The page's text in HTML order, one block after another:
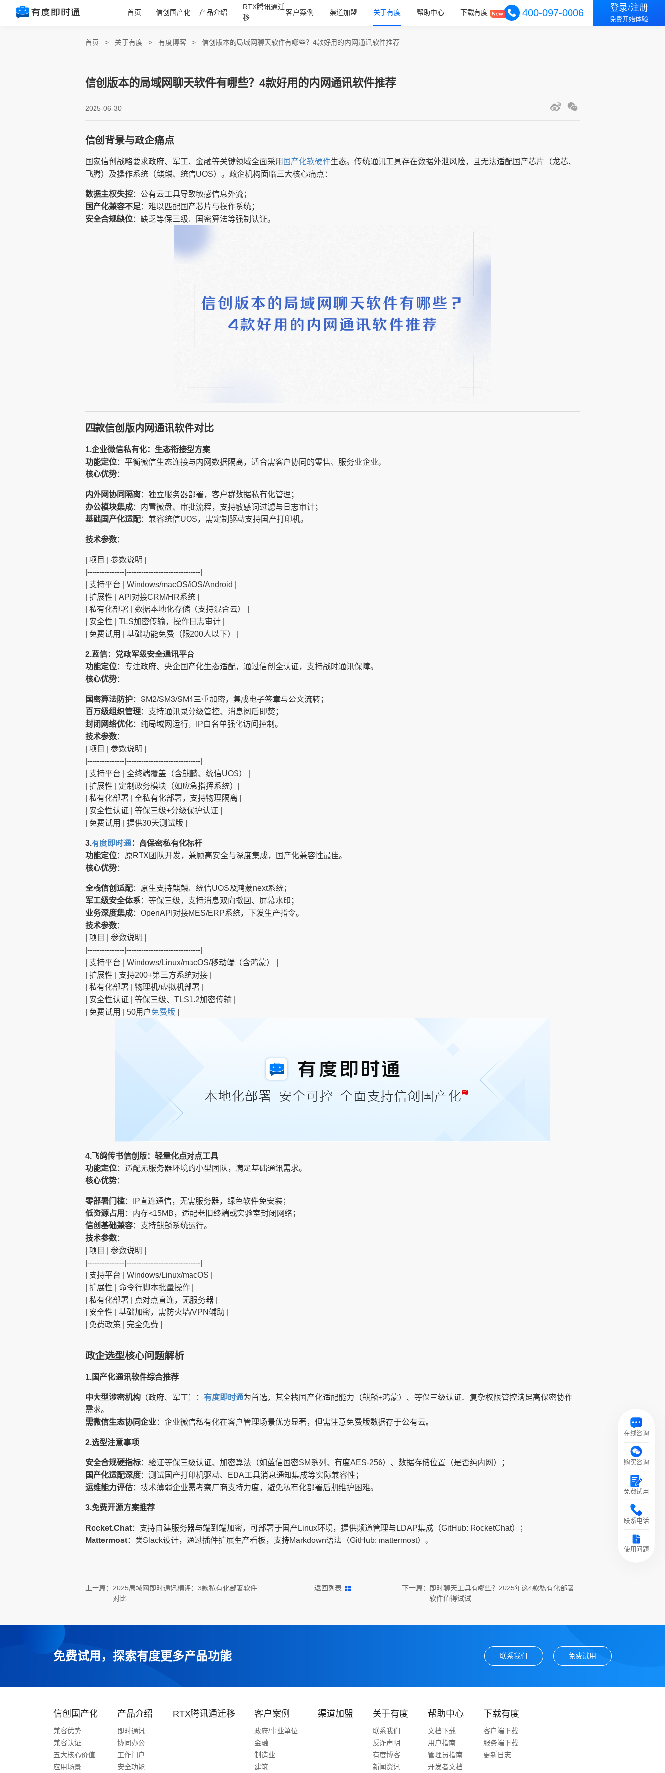
首页 信创国产化 产品介绍
RTX腾讯通迁
移
客户案例 渠道加盟 关于有度 帮助中心 下载有度 400-097-0006 登录/注册
免费开始体验
首页 > 关于有度 > 有度博客 > 信创版本的局域网聊天软件有哪些？4款好用的内网通讯软件推荐
信创版本的局域网聊天软件有哪些？4款好用的内网通讯软件推荐
2025-06-30
信创背景与政企痛点
国家信创战略要求政府、军工、金融等关键领域全面采用 国产化软硬件生态。传统通讯工具存在数据外泄风险，且无法适配国产芯片（龙芯、
飞腾）及操作系统（麒麟、统信UOS）。政企机构面临三大核心痛点：
数据主权失控：公有云工具导致敏感信息外流；
国产化兼容不足：难以匹配国产芯片与操作系统；
安全合规缺位：缺乏等保三级、国密算法等强制认证。
四款信创版内网通讯软件对比
1.企业微信私有化：生态衔接型方案
功能定位：平衡微信生态连接与内网数据隔离，适合需客户协同的零售、服务业企业。
核心优势：
内外网协同隔离 ：独立服务器部署，客户群数据私有化管理；
办公模块集成：内置微盘、审批流程，支持敏感词过滤与日志审计；
基础国产化适配：兼容统信UOS，需定制驱动支持国产打印机。
技术参数：
| 项目 | 参数说明 |
|---------------|------------------------------|
| 支持平台 | Windows/macOS/iOS/Android |
| 扩展性 | API对接CRM/HR系统 |
| 私有化部署 | 数据本地化存储（支持混合云） |
| 安全性 | TLS加密传输，操作日志审计 |
| 免费试用 | 基础功能免费（限200人以下） |
2.蓝信：党政军级安全通讯平台
功能定位：专注政府、央企国产化生态适配，通过信创全认证，支持战时通讯保障。
核心优势：
国密算法防护：SM2/SM3/SM4三重加密，集成电子签章与公文流转；
百万级组织管理：支持通讯录分级管控、消息阅后即焚；
封闭网络优化：纯局域网运行，IP白名单强化访问控制。
技术参数：
| 项目 | 参数说明 |
|---------------|------------------------------|
| 支持平台 | 全终端覆盖（含麒麟、统信UOS） |
| 扩展性 | 定制政务模块（如应急指挥系统）|
| 私有化部署 | 全私有化部署，支持物理隔离 |
| 安全性认证 | 等保三级+分级保护认证 |
| 免费试用 | 提供30天测试版 |
3.有度即时通：高保密私有化标杆
功能定位：原RTX团队开发，兼顾高安全与深度集成，国产化兼容性最佳。
核心优势：
全栈信创适配：原生支持麒麟、统信UOS及鸿蒙next系统；
军工级安全体系：等保三级，支持消息双向撤回、屏幕水印；
业务深度集成：OpenAPI对接MES/ERP系统，下发生产指令。
技术参数：
| 项目 | 参数说明 |
|---------------|------------------------------|
| 支持平台 | Windows/Linux/macOS/移动端（含鸿蒙） |
| 扩展性 | 支持200+第三方系统对接 |
| 私有化部署 | 物理机/虚拟机部署 |
| 安全性认证 | 等保三级、TLS1.2加密传输 |
| 免费试用 | 50用户免费版
4.飞鸽传书信创版：轻量化点对点工具
功能定位：适配无服务器环境的小型团队，满足基础通讯需求。
核心优势：
零部署门槛：IP直连通信，无需服务器，绿色软件免安装；
低资源占用 ：内存<15MB，适配老旧终端或实验室封闭网络；
信创基础兼容：支持麒麟系统运行。
技术参数：
| 项目 | 参数说明 |
|---------------|------------------------------|
| 支持平台 | Windows/Linux/macOS |
| 扩展性 | 命令行脚本批量操作 |
| 私有化部署 | 点对点直连，无服务器 |
| 安全性 | 基础加密，需防火墙/VPN辅助 |
| 免费政策 | 完全免费 |
政企选型核心问题解析
1.国产化通讯软件综合推荐
中大型涉密机构 （政府、军工）： 有度即时通为首选，其全栈国产化适配能力（麒麟+鸿蒙）、等保三级认证、复杂权限管控满足高保密协作
需求。
需微信生态协同企业：企业微信私有化在客户管理场景优势显著，但需注意免费版数据存于公有云。
2.选型注意事项
安全合规硬指标：验证等保三级认证、加密算法（如蓝信国密SM系列、有度AES-256）、数据存储位置（是否纯内网）；
国产化适配深度：测试国产打印机驱动、EDA工具消息通知集成等实际兼容性；
运维能力评估：技术薄弱企业需考察厂商支持力度，避免私有化部署后期维护困难。
3.免费开源方案推荐
Rocket.Chat：支持自建服务器与端到端加密，可部署于国产Linux环境，提供频道管理与LDAP集成（GitHub: RocketChat）；
Mattermost：类Slack设计，通过插件扩展生产看板，支持Markdown语法（GitHub: mattermost）。
上一篇： 2025局域网即时通讯横评：3款私有化部署软件
对比
返回列表 下一篇：
即时聊天工具有哪些？2025年这4款私有化部署
软件值得试试
免费试用，探索有度更多产品功能 联系我们 免费试用
在线咨询
购买咨询
免费试用
联系电话
使用问题
信创国产化
兼容优势
兼容认证
五大核心价值
应用场景
产品介绍
即时通讯
协同办公
工作门户
安全功能
RTX腾讯通迁移 客户案例
政府/事业单位
金融
制造业
建筑
渠道加盟 关于有度
联系我们
反诈声明
有度博客
新闻资讯
帮助中心
文档下载
用户指南
管理员指南
开发者文档
下载有度
客户端下载
服务端下载
更新日志